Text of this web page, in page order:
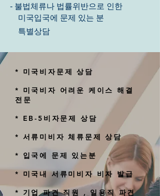
- 불법체류나 법률위반으로 인한
미국입국에 문제 있는 분
특별상담
* 미국비자문제 상담
* 미국비자 어려운 케이스 해결
전문
* EB-5비자문제 상담
* 서류미비자 체류문제 상담
* 입국에 문제 있는분
* 미국내 서류미비자 비자 발급
* 기업 파견 직원 , 일용직 파견